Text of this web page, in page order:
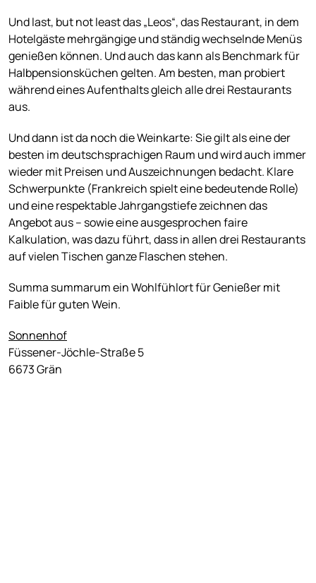
Und last, but not least das „Leos“, das Restaurant, in dem
Hotelgäste mehrgängige und ständig wechselnde Menüs
genießen können. Und auch das kann als Benchmark für
Halbpensionsküchen gelten. Am besten, man probiert
während eines Aufenthalts gleich alle drei Restaurants
aus.
Und dann ist da noch die Weinkarte: Sie gilt als eine der
besten im deutschsprachigen Raum und wird auch immer
wieder mit Preisen und Auszeichnungen bedacht. Klare
Schwerpunkte (Frankreich spielt eine bedeutende Rolle)
und eine respektable Jahrgangstiefe zeichnen das
Angebot aus – sowie eine ausgesprochen faire
Kalkulation, was dazu führt, dass in allen drei Restaurants
auf vielen Tischen ganze Flaschen stehen.
Summa summarum ein Wohlfühlort für Genießer mit
Faible für guten Wein.
Sonnenhof
Füssener-Jöchle-Straße 5
6673 Grän